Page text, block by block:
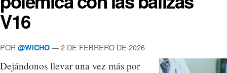
V16
POR @WICHO — 2 DE FEBRERO DE 2026
Dejándonos llevar una vez más por